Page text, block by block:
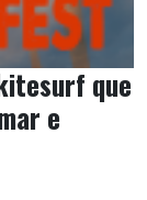
que
e